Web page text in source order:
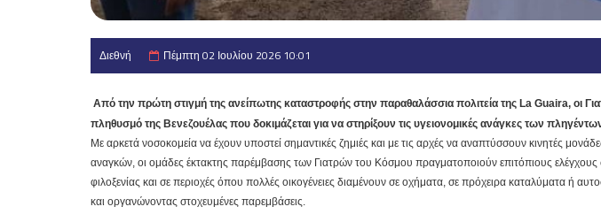
Διεθνή Πέμπτη 02 Ιουλίου 2026 10:01
Από την πρώτη στιγμή της ανείπωτης καταστροφής στην παραθαλάσσια πολιτεία της La Guaira, οι
πληθυσμό της Βενεζουέλας που δοκιμάζεται για να στηρίξουν τις υγειονομικές ανάγκες των
Με αρκετά νοσοκομεία να έχουν υποστεί σημαντικές ζημιές και με τις αρχές να αναπτύσσουν κινητές
αναγκών, οι ομάδες έκτακτης παρέμβασης των Γιατρών του Κόσμου πραγματοποιούν επιτόπιους
φιλοξενίας και σε περιοχές όπου πολλές οικογένειες διαμένουν σε οχήματα, σε πρόχειρα καταλύματα ή
και οργανώνοντας στοχευμένες παρεμβάσεις.